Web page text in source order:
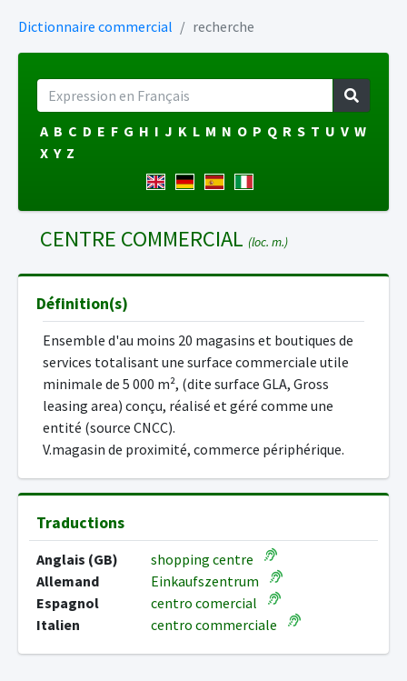
Dictionnaire commercial recherche
A B C D E F G H I J K L M N O P Q R S T U V W
X Y Z
CENTRE COMMERCIAL (loc. m.)
Définition(s)
Ensemble d'au moins 20 magasins et boutiques de
services totalisant une surface commerciale utile
minimale de 5 000 m², (dite surface GLA, Gross
leasing area) conçu, réalisé et géré comme une
entité (source CNCC).
V.magasin de proximité, commerce périphérique.
Traductions
Anglais (GB)
shopping centre
Allemand
Einkaufszentrum
Espagnol
centro comercial
Italien
centro commerciale